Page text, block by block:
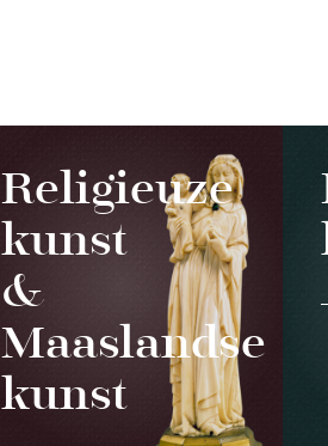
Religieuze
kunst
&
Maaslandse
kunst
FAQ & ASPECTS
FAQ
Cookies